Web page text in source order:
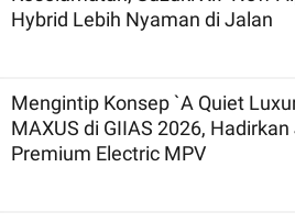
Hybrid Lebih Nyaman di Jalan
Mengintip Konsep `A Quiet
MAXUS di GIIAS 2026,
Premium Electric MPV